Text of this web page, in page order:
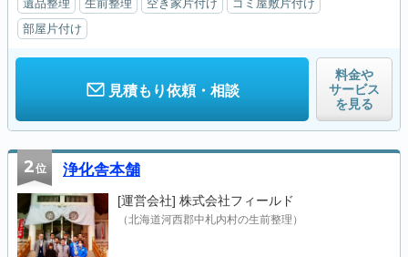
遺品整理 生前整理 空き家片付け
ゴミ屋敷片付け
部屋片付け
見積もり依頼・相談
料金や
サービス
を見る
2位 浄化舎本舗
[運営会社] 株式会社フィールド
（北海道河西郡中札内村の生前整理）